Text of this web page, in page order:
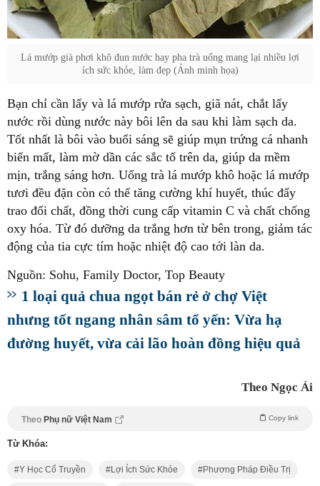
Lá mướp già phơi khô đun nước hay pha trà uống mang lại nhiều lợi
ích sức khỏe, làm đẹp (Ảnh minh họa)
Bạn chỉ cần lấy và lá mướp rửa sạch, giã nát, chắt lấy
nước rồi dùng nước này bôi lên da sau khi làm sạch da.
Tốt nhất là bôi vào buổi sáng sẽ giúp mụn trứng cá nhanh
biến mất, làm mờ dần các sắc tố trên da, giúp da mềm
mịn, trắng sáng hơn. Uống trà lá mướp khô hoặc lá mướp
tươi đều đặn còn có thể tăng cường khí huyết, thúc đẩy
trao đổi chất, đồng thời cung cấp vitamin C và chất chống
oxy hóa. Từ đó dưỡng da trắng hơn từ bên trong, giảm tác
động của tia cực tím hoặc nhiệt độ cao tới làn da.
Nguồn: Sohu, Family Doctor, Top Beauty
1 loại quả chua ngọt bán rẻ ở chợ Việt
nhưng tốt ngang nhân sâm tổ yến: Vừa hạ
đường huyết, vừa cải lão hoàn đồng hiệu quả
Theo Ngọc Ái
Theo Phụ nữ Việt Nam Copy link
Từ Khóa:
Y Học Cổ Truyền Lợi Ích Sức Khỏe Phương Pháp Điều Trị